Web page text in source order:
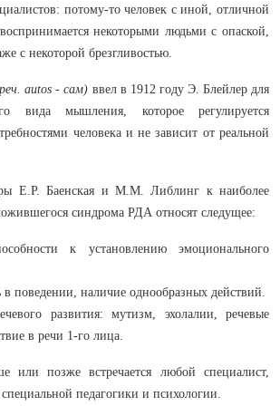
потому-то человек с иной, отличной
некоторыми людьми с опаской,
с некоторой брезгливостью.
autos - сам) ввел в 1912 году Э. Блейлер для
вида мышления, которое регулируется
человека и не зависит от реальной
Е.Р. Баенская и М.М. Либлинг к наиболее
синдрома РДА относят следущее:
к установлению эмоционального
в поведении, наличие однообразных действий.
развития: мутизм, эхолалии, речевые
в речи 1-го лица.
или позже встречается любой специалист,
педагогики и психологии.